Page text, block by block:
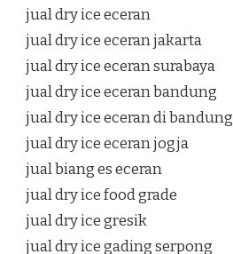
jual dry ice eceran
jual dry ice eceran jakarta
jual dry ice eceran surabaya
jual dry ice eceran bandung
jual dry ice eceran di bandung
jual dry ice eceran jogja
jual biang es eceran
jual dry ice food grade
jual dry ice gresik
jual dry ice gading serpong